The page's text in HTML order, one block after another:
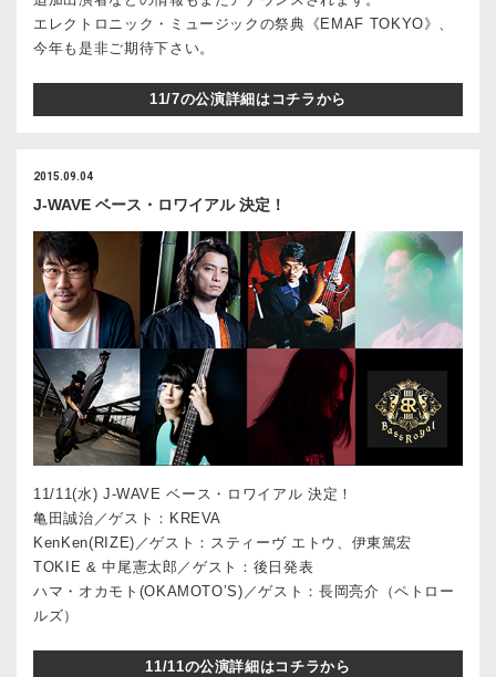
エレクトロニック・ミュージックの祭典《EMAF TOKYO》、
今年も是非ご期待下さい。
11/7の公演詳細はコチラから
2015.09.04
J-WAVE ベース・ロワイアル 決定！
11/11(水) J-WAVE ベース・ロワイアル 決定！
亀田誠治／ゲスト：KREVA
KenKen(RIZE)／ゲスト：スティーヴ エトウ、伊東篤宏
TOKIE & 中尾憲太郎／ゲスト：後日発表
ハマ・オカモト(OKAMOTO’S)／ゲスト：長岡亮介（ペトロー
ルズ）
11/11の公演詳細はコチラから